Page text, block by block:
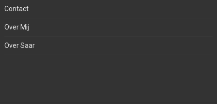
Contact
Over Mij
Over Saar